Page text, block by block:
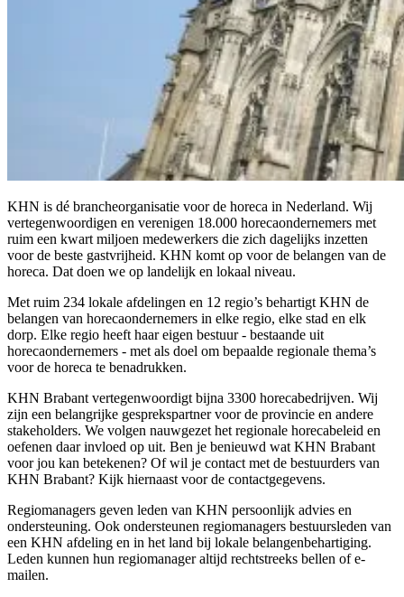
KHN is dé brancheorganisatie voor de horeca in Nederland. Wij
vertegenwoordigen en verenigen 18.000 horecaondernemers met
ruim een kwart miljoen medewerkers die zich dagelijks inzetten
voor de beste gastvrijheid. KHN komt op voor de belangen van de
horeca. Dat doen we op landelijk en lokaal niveau.
Met ruim 234 lokale afdelingen en 12 regio’s behartigt KHN de
belangen van horecaondernemers in elke regio, elke stad en elk
dorp. Elke regio heeft haar eigen bestuur - bestaande uit
horecaondernemers - met als doel om bepaalde regionale thema’s
voor de horeca te benadrukken.
KHN Brabant vertegenwoordigt bijna 3300 horecabedrijven. Wij
zijn een belangrijke gesprekspartner voor de provincie en andere
stakeholders. We volgen nauwgezet het regionale horecabeleid en
oefenen daar invloed op uit. Ben je benieuwd wat KHN Brabant
voor jou kan betekenen? Of wil je contact met de bestuurders van
KHN Brabant? Kijk hiernaast voor de contactgegevens.
Regiomanagers geven leden van KHN persoonlijk advies en
ondersteuning. Ook ondersteunen regiomanagers bestuursleden van
een KHN afdeling en in het land bij lokale belangenbehartiging.
Leden kunnen hun regiomanager altijd rechtstreeks bellen of e-
mailen.